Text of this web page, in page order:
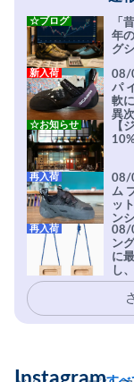
「
年
グ
☆ブログ
08/
パ
軟
異
新入荷
【
☆お知らせ
08/
ム
ッ
ン
実
を
安
再入荷
08/
ン
に
し
イ
再入荷